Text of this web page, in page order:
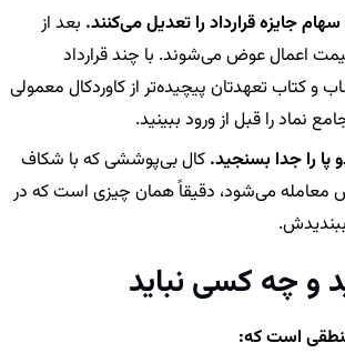
جایزه قرارداد را تعدیل می‌کنند. بعد از
اعمال عوض می‌شوند. با چند قرارداد
و کتاب تعهدتان پیچیده‌تر از کاوردکال معمولی
نماد را قبل از ورود ببینید.
را جدا بسنجید. کال بی‌پوششی که با شکاف
معامله می‌شود، دقیقاً همان چیزی است که در
ببندیدش.
و چه کسی نباید
است که: